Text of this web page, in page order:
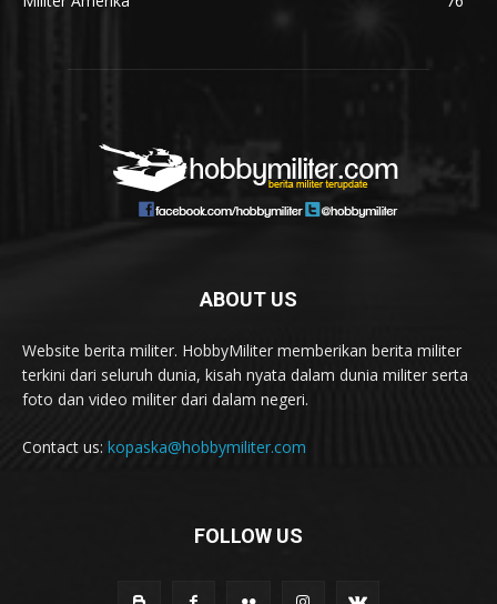
ABOUT US
Website berita militer. HobbyMiliter memberikan berita militer
terkini dari seluruh dunia, kisah nyata dalam dunia militer serta
foto dan video militer dari dalam negeri.
Contact us: kopaska@hobbymiliter.com
FOLLOW US